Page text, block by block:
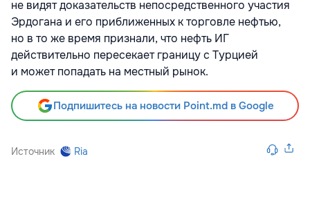
не видят доказательств непосредственного участия
Эрдогана и его приближенных к торговле нефтью,
но в то же время признали, что нефть ИГ
действительно пересекает границу с Турцией
и может попадать на местный рынок.
Подпишитесь на новости Point.md в Google
Источник Ria